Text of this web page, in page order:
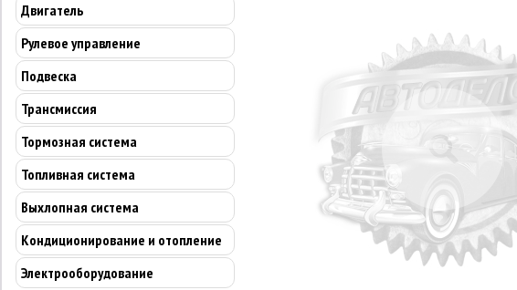
Двигатель
Рулевое управление
Подвеска
Трансмиссия
Тормозная система
Топливная система
Выхлопная система
Кондиционирование и отопление
Электрооборудование